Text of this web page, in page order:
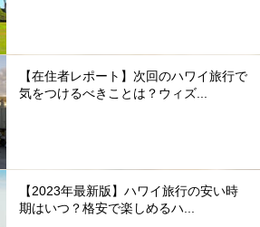
【在住者レポート】次回のハワイ旅行で
気をつけるべきことは？ウィズ...
【2023年最新版】ハワイ旅行の安い時
期はいつ？格安で楽しめるハ...